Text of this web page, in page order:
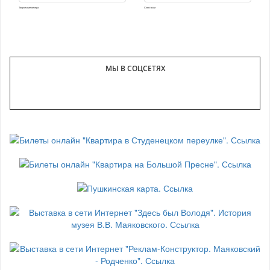
Творческие вечера Спектакли
МЫ В СОЦСЕТЯХ